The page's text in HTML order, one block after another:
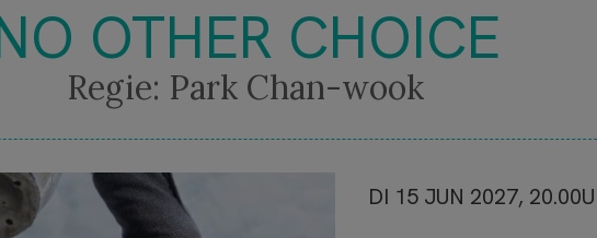
OTHER CHOICE
Regie: Park Chan-wook
DI 15 JUN 2027, 20.00U